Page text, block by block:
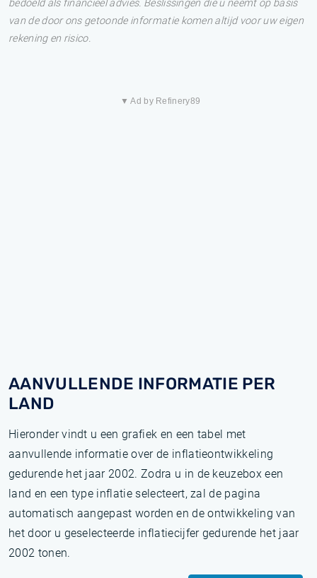
bedoeld als financieel advies. Beslissingen die u neemt op basis
van de door ons getoonde informatie komen altijd voor uw eigen
rekening en risico.
▼ Ad by Refinery89
AANVULLENDE INFORMATIE PER
LAND
Hieronder vindt u een grafiek en een tabel met
aanvullende informatie over de inflatieontwikkeling
gedurende het jaar 2002. Zodra u in de keuzebox een
land en een type inflatie selecteert, zal de pagina
automatisch aangepast worden en de ontwikkeling van
het door u geselecteerde inflatiecijfer gedurende het jaar
2002 tonen.